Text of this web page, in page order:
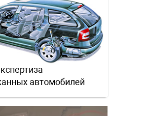
автомобилей